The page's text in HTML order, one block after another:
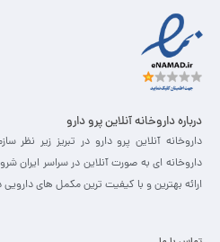
درباره داروخانه آنلاین پرو دارو
داروخانه آنلاین پرو دارو در تبریز زیر نظر
داروخانه ای به صورت آنلاین در سراسر ایران
ارائه بهترین و با کیفیت ترین مکمل های